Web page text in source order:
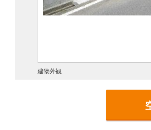
建物外観